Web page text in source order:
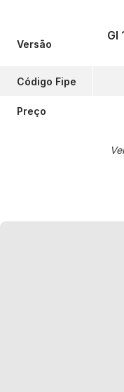
Versão
Código Fipe
Preço
Gl